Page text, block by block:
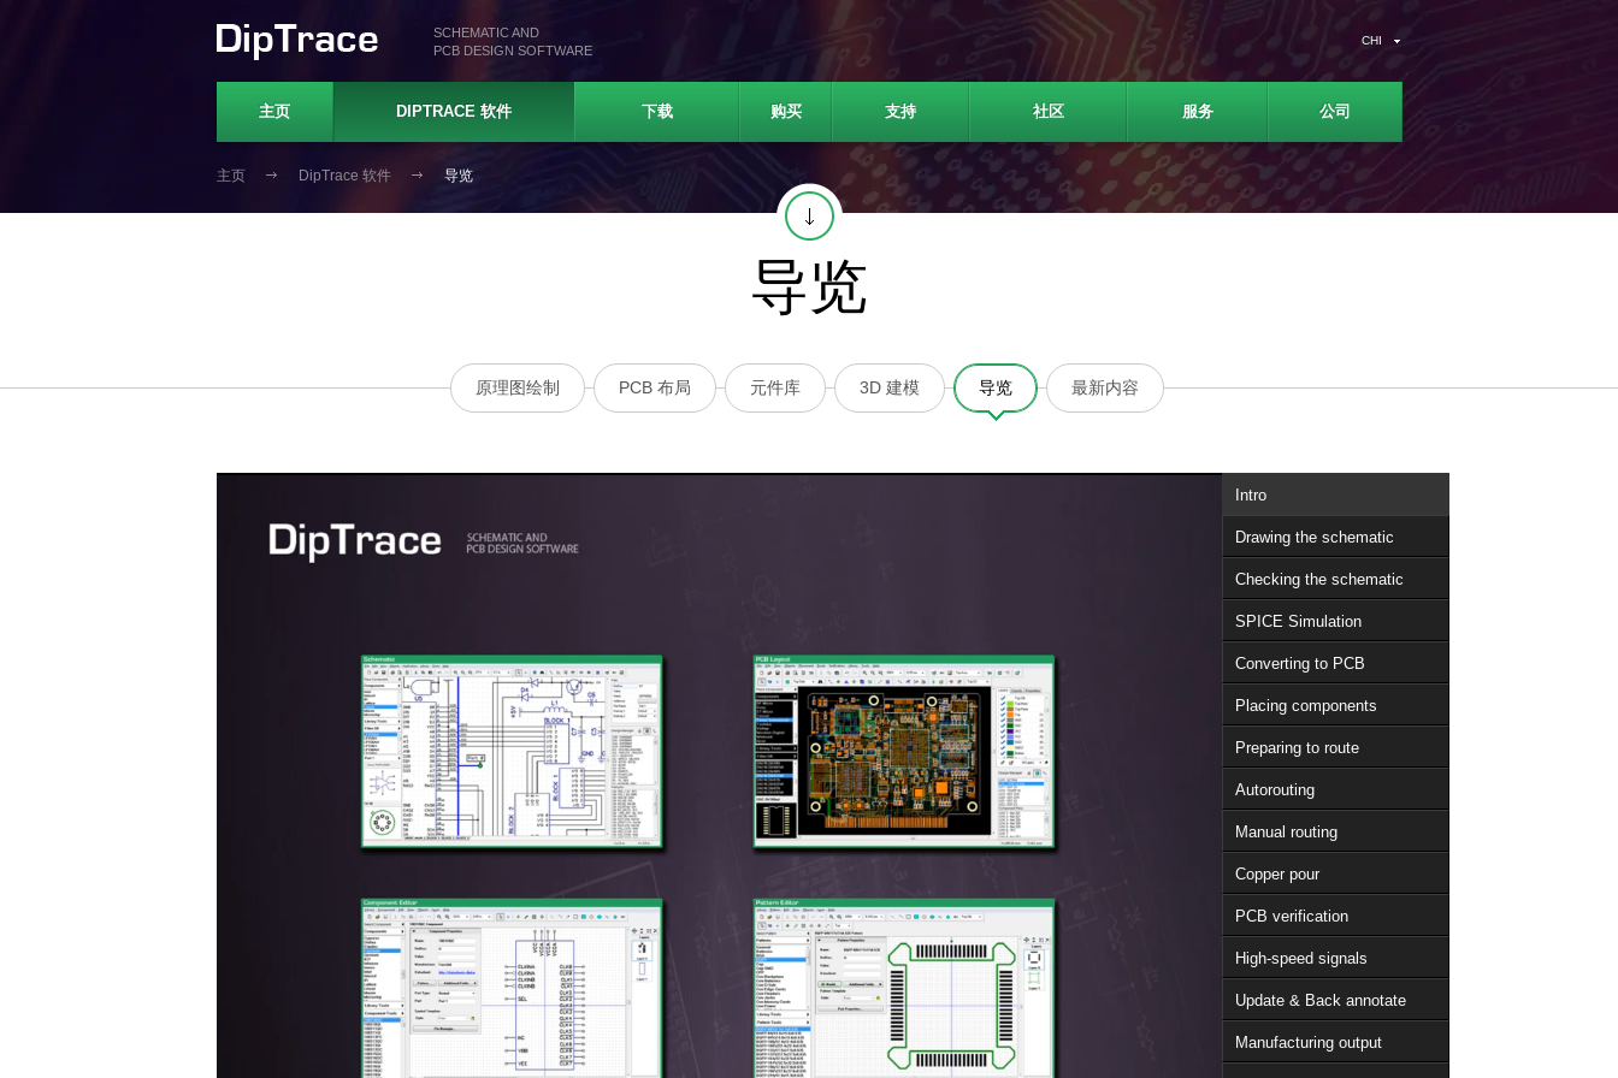
SCHEMATIC AND
PCB DESIGN SOFTWARE
CHI
主页 DIPTRACE 软件 下载 购买 支持 社区 服务 公司
主页 DipTrace 软件 导览
导览
原理图绘制 PCB 布局 元件库 3D 建模 导览 最新内容
Intro
Drawing the schematic
Checking the schematic
SPICE Simulation
Converting to PCB
Placing components
Preparing to route
Autorouting
Manual routing
Copper pour
PCB verification
High-speed signals
Update & Back annotate
Manufacturing output